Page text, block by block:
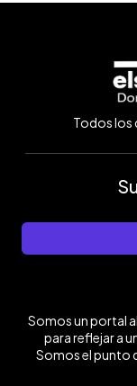
Todos los
Somos un portal
para reflejar a
Somos el punto